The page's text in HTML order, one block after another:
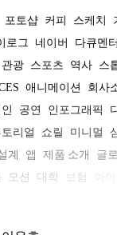
포토샵 커피 스케치
로그 네이버 다큐멘
관광 스포츠 역사 스
애니메이션 회사
공연 인포그래픽
리얼 쇼릴 미니멀
계 앱 제품 소개 글
모션 대학 보험